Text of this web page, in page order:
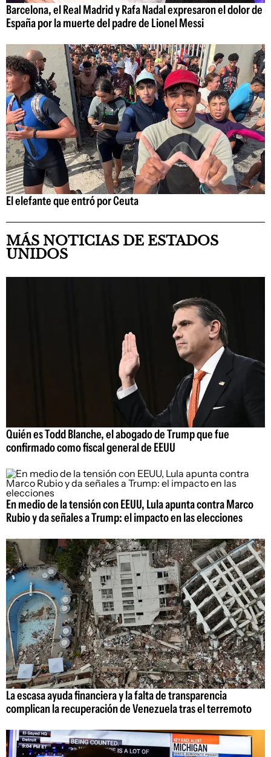
Barcelona, el Real Madrid y Rafa Nadal expresaron el dolor de
España por la muerte del padre de Lionel Messi
El elefante que entró por Ceuta
MÁS NOTICIAS DE ESTADOS
UNIDOS
Quién es Todd Blanche, el abogado de Trump que fue
confirmado como fiscal general de EEUU
En medio de la tensión con EEUU, Lula apunta contra Marco
Rubio y da señales a Trump: el impacto en las elecciones
La escasa ayuda financiera y la falta de transparencia
complican la recuperación de Venezuela tras el terremoto